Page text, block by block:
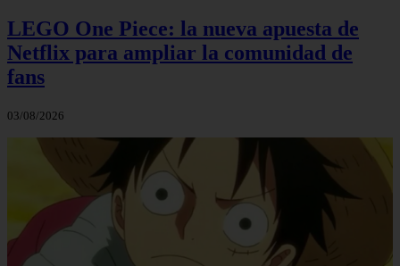
LEGO One Piece: la nueva apuesta de
Netflix para ampliar la comunidad de
fans
03/08/2026